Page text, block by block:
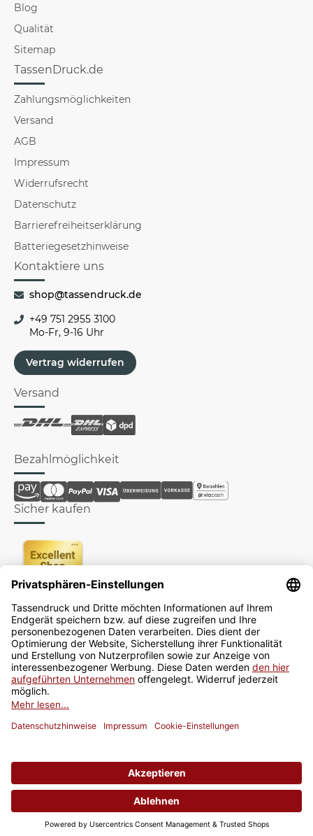
Blog
Qualität
Sitemap
TassenDruck.de
Zahlungsmöglichkeiten
Versand
AGB
Impressum
Widerrufsrecht
Datenschutz
Barrierefreiheitserklärung
Batteriegesetzhinweise
Kontaktiere uns
shop@tassendruck.de
+49 751 2955 3100
Mo-Fr, 9-16 Uhr
Vertrag widerrufen
Versand
Bezahlmöglichkeit
Sicher kaufen
Newsletter